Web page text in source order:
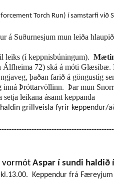
Torch Run) í samstarfi við
á Suðurnesjum mun leiða
leiks (í keppnisbúningum).
72) ská á móti Glæsibæ.
þaðan farið á göngustíg
Þróttarvöllinn. Þar mun
leikana ásamt keppanda
grillveisla fyrir keppendur/
vormót Aspar í sundi haldið
Keppendur frá